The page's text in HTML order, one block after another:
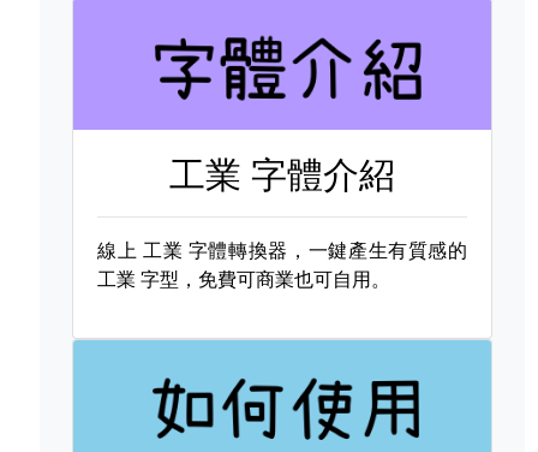
工業 字體介紹
線上 工業 字體轉換器，一鍵產生有質感的
工業 字型，免費可商業也可自用。